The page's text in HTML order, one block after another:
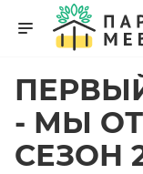
- МЫ
СЕЗОН